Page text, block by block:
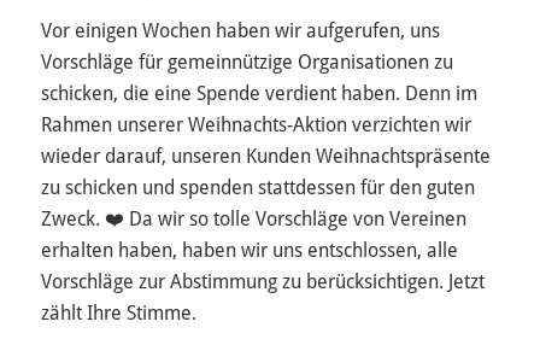
Vor einigen Wochen haben wir aufgerufen, uns
Vorschläge für gemeinnützige Organisationen zu
schicken, die eine Spende verdient haben. Denn im
Rahmen unserer Weihnachts-Aktion verzichten wir
wieder darauf, unseren Kunden Weihnachtspräsente
zu schicken und spenden stattdessen für den guten
Zweck. ❤️ Da wir so tolle Vorschläge von Vereinen
erhalten haben, haben wir uns entschlossen, alle
Vorschläge zur Abstimmung zu berücksichtigen. Jetzt
zählt Ihre Stimme.